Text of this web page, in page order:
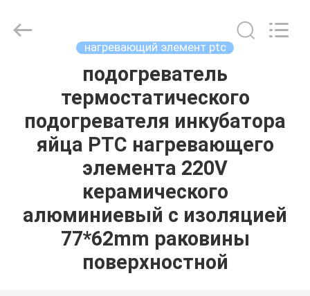
ПРОДУКЦИЯ
ЭКСКУРСИЯ
ФАБРИКЕ
нагревающий элемент ptc
подогреватель
термостатического
подогревателя инкубатора
яйца PTC нагревающего
элемента 220V
керамического
алюминиевый с изоляцией
77*62mm раковины
поверхностной